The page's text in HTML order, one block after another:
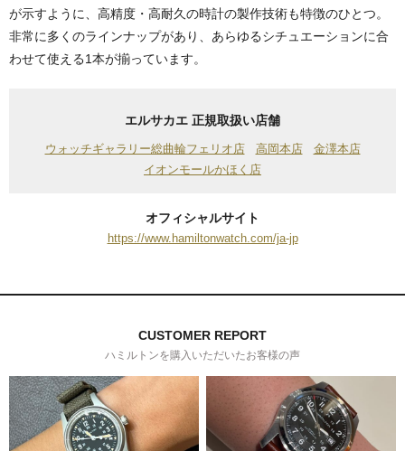
が示すように、高精度・高耐久の時計の製作技術も特徴のひとつ。
非常に多くのラインナップがあり、あらゆるシチュエーションに合
わせて使える1本が揃っています。
エルサカエ 正規取扱い店舗
ウォッチギャラリー総曲輪フェリオ店 高岡本店
金澤本店
イオンモールかほく店
オフィシャルサイト
https://www.hamiltonwatch.com/ja-jp
CUSTOMER REPORT
ハミルトンを購入いただいたお客様の声